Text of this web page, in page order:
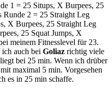
1 = 25 Situps, X Burpees, 25
Runde 2 = 25 Straight Leg
X Burpees, 25 Straight Leg
25 Squat Jumps, X
meinem Fitnesslevel für 23.
auch bei Goliaz richtig viele
bei 25 min. Wenn ich drüber
maximal 5 min. Vorgesehen
es in 25 min schaffe.